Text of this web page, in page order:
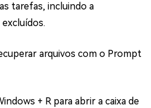
tarefas, incluindo a
arquivos com o Prompt
+ R para abrir a caixa de